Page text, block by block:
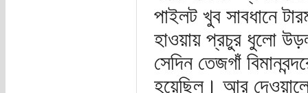
পাইলট খুব সাবধানে
হাওয়ায় প্রচুর ধুলো
সেদিন তেজগাঁ
হয়েছিল। আর